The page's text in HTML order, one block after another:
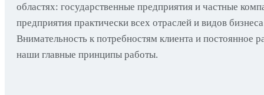
областях: государственные предприятия и частные
предприятия практически всех отраслей и видов
Внимательность к потребностям клиента и постоянное
наши главные принципы работы.